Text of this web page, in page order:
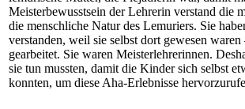
Meisterbewusstsein der Lehrerin verstand die
die menschliche Natur des Lemuriers. Sie
verstanden, weil sie selbst dort gewesen waren
gearbeitet. Sie waren Meisterlehrerinnen.
sie tun mussten, damit die Kinder sich selbst
konnten, um diese Aha-Erlebnisse